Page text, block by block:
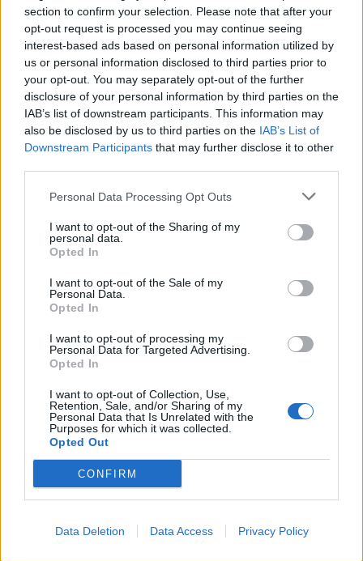
section to confirm your selection. Please note that after your
opt-out request is processed you may continue seeing
interest-based ads based on personal information utilized by
us or personal information disclosed to third parties prior to
your opt-out. You may separately opt-out of the further
disclosure of your personal information by third parties on the
IAB’s list of downstream participants. This information may
also be disclosed by us to third parties on the IAB’s List of
Downstream Participants that may further disclose it to other
Personal Data Processing Opt Outs
I want to opt-out of the Sharing of my
personal data.
Opted In
I want to opt-out of the Sale of my
Personal Data.
Opted In
I want to opt-out of processing my
Personal Data for Targeted Advertising.
Opted In
I want to opt-out of Collection, Use,
Retention, Sale, and/or Sharing of my
Personal Data that Is Unrelated with the
Purposes for which it was collected.
Opted Out
CONFIRM
Data Deletion Data Access Privacy Policy
Guadalajaraa 74,28
kilómetros
Soriaa 80,83 kilómetros
Cuenca a 110,88
kilómetros
Madrida 124,97
kilómetros
Segoviaa 139,07
kilómetros
Zaragozaa 149,50
Logroñoa 158,72
kilómetros
Burgosa 177,55
kilómetros
Toledo
a 185,10 kilómetros
Avilaa 192,61 kilómetros
Valladolid a 200,89
kilómetros
Vitoriaa 201,98 kilómetros
kilómetros
Huescaa 210,52